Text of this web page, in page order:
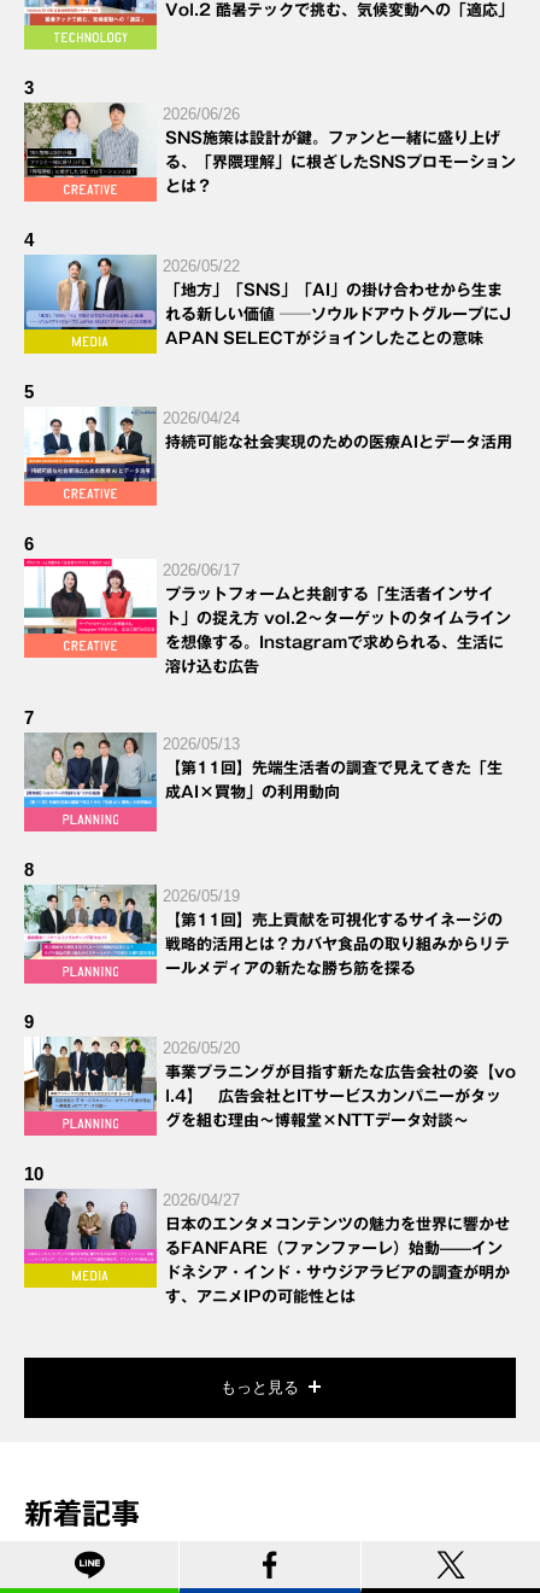
Vol.2 酷暑テックで挑む、気候変動への「適応」
3
2026/06/26
SNS施策は設計が鍵。ファンと一緒に盛り上げ
る、「界隈理解」に根ざしたSNSプロモーション
とは？
4
2026/05/22
「地方」「SNS」「AI」の掛け合わせから生ま
れる新しい価値 ──ソウルドアウトグループにJ
APAN SELECTがジョインしたことの意味
5
2026/04/24
持続可能な社会実現のための医療AIとデータ活用
6
2026/06/17
プラットフォームと共創する「生活者インサイ
ト」の捉え方 vol.2～ターゲットのタイムライン
を想像する。Instagramで求められる、生活に
溶け込む広告
7
2026/05/13
【第11回】先端生活者の調査で見えてきた「生
成AI×買物」の利用動向
8
2026/05/19
【第11回】売上貢献を可視化するサイネージの
戦略的活用とは？カバヤ食品の取り組みからリテ
ールメディアの新たな勝ち筋を探る
9
2026/05/20
事業プラニングが目指す新たな広告会社の姿【vo
l.4】 広告会社とITサービスカンパニーがタッ
グを組む理由～博報堂×NTTデータ対談～
10
2026/04/27
日本のエンタメコンテンツの魅力を世界に響かせ
るFANFARE（ファンファーレ）始動——イン
ドネシア・インド・サウジアラビアの調査が明か
す、アニメIPの可能性とは
もっと見る
新着記事
博報堂ＤＹグループメールマガジンお申込みフォ